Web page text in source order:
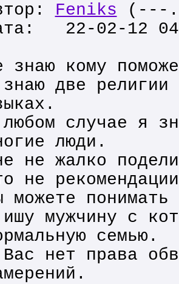
Feniks (---
22-02-12
знаю кому
две религии
случае я
люди.
не жалко
не
можете
мужчину с
семью.
нет права